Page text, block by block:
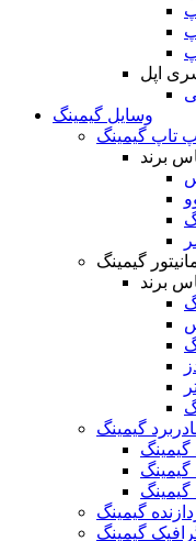
اپل
وسایل گیمینگ
تاپ گیمینگ
برند
گیمینگ
برند
گیمینگ
گیمینگ
گیمینگ